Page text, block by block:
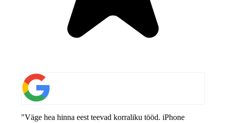
"Väge hea hinna eest teevad korraliku tööd. iPhone